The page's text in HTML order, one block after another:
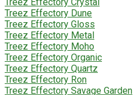
Treez Effectory Dune
Treez Effectory Gloss
Treez Effectory Metal
Treez Effectory Moho
Treez Effectory Organic
Treez Effectory Quartz
Treez Effectory Ron
Treez Effectory Savage Garden